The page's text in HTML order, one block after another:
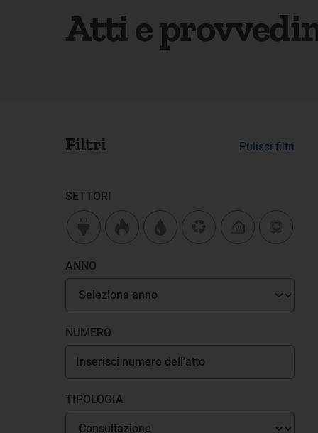
Atti e
Filtri Pulisci filtri
SETTORI
ANNO
NUMERO
TIPOLOGIA